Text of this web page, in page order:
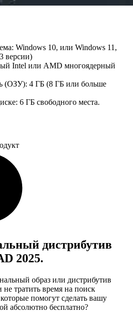
Windows 10, или Windows 11,
версии)
Intel или AMD многоядерный
(ОЗУ): 4 ГБ (8 ГБ или больше
6 ГБ свободного места.
дистрибутив
2025.
образ или дистрибутив
тратить время на поиск
помогут сделать вашу
абсолютно бесплатно?